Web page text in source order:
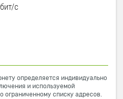
с
определяется индивидуально
и используемой
ограниченному списку адресов.